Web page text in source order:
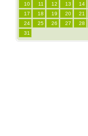
10
11 12 13 14
17
18 19 20 21
24
25 26 27 28
31